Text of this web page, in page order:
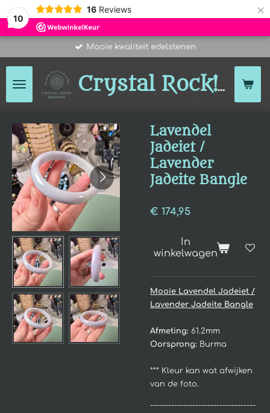
10
16 Reviews ×
Crystal Rock!
Mooie kwaliteit edelstenen
Lavendel
Jadeiet /
Lavender
Jadeite Bangle
€ 174,95
In
winkelwagen
Mooie Lavendel Jadeiet /
Lavender Jadeite Bangle
Afmeting: 61.2mm
Oorsprong: Burma
*** Kleur kan wat afwijken
van de foto.
-----------------------------------